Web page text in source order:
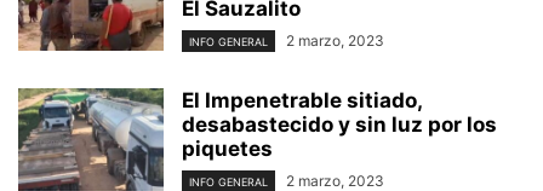
El Sauzalito
INFO GENERAL 2 marzo, 2023
El Impenetrable sitiado,
desabastecido y sin luz por los
piquetes
INFO GENERAL 2 marzo, 2023